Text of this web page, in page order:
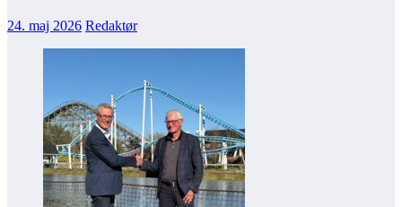
24. maj 2026 Redaktør